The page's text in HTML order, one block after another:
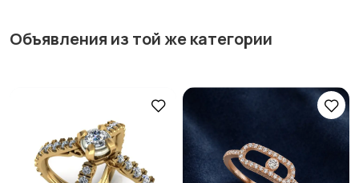
Объявления из той же категории